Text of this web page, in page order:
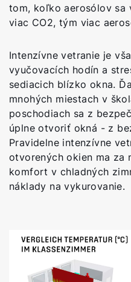
tom, koľko aerosólov sa
viac CO2, tým viac
Intenzívne vetranie je
vyučovacích hodín a
sediacich blízko okna.
mnohých miestach v
poschodiach sa z
úplne otvoriť okná - z
Pravidelne intenzívne
otvorených okien ma za
komfort v chladných
náklady na vykurovanie.